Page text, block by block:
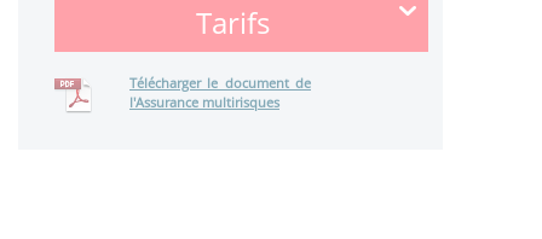
Tarifs
Télécharger le document de
l'Assurance multirisques